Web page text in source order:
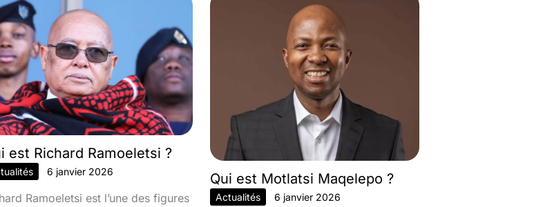
est Richard Ramoeletsi ?
6 janvier 2026
Ramoeletsi est l’une des figures
Qui est Motlatsi Maqelepo ?
Actualités 6 janvier 2026